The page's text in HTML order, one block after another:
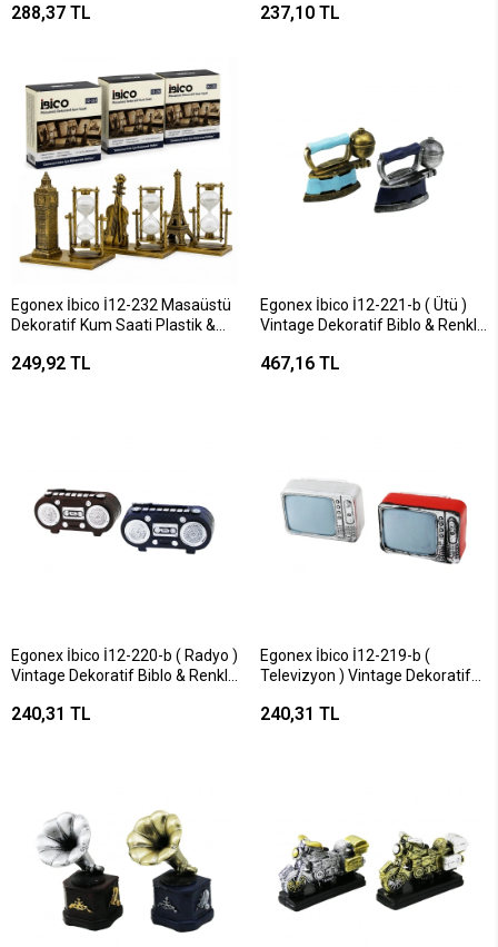
288,37 TL 237,10 TL
Egonex İbico İ12-232 Masaüstü
Dekoratif Kum Saati Plastik &
249,92 TL
Egonex İbico İ12-221-b ( Ütü )
Vintage Dekoratif Biblo & Renkli
467,16 TL
Egonex İbico İ12-220-b ( Radyo )
Vintage Dekoratif Biblo & Renkli
240,31 TL
Egonex İbico İ12-219-b (
Televizyon ) Vintage Dekoratif
)*120
240,31 TL